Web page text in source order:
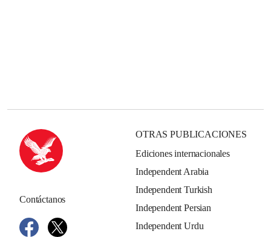
Contáctanos
OTRAS PUBLICACIONES
Ediciones internacionales
Independent Arabia
Independent Turkish
Independent Persian
Independent Urdu